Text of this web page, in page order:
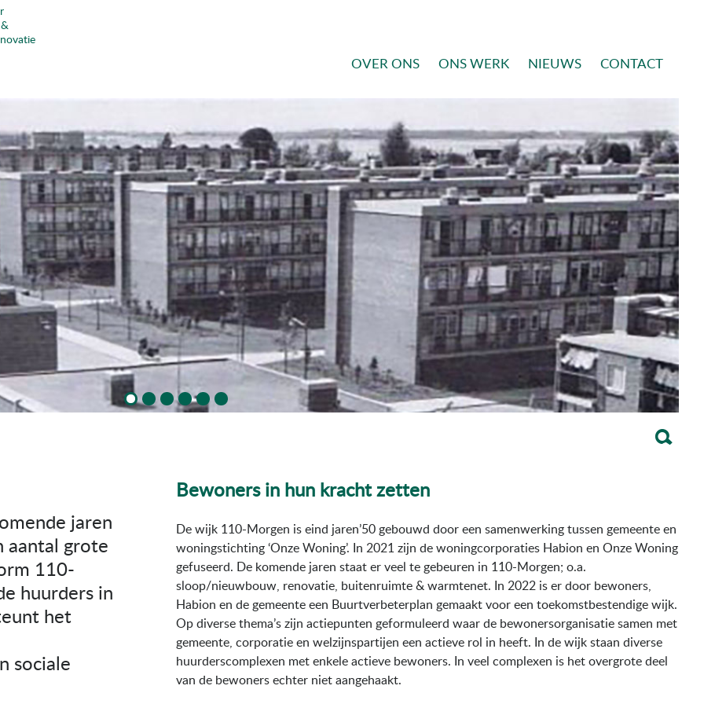
OVER ONS ONS WERK NIEUWS CONTACT
jaren
aantal grote
110-
huurders in
het
sociale
Bewoners in hun kracht zetten
De wijk 110-Morgen is eind jaren’50 gebouwd door een samenwerking tussen gemeente en
woningstichting ‘Onze Woning’. In 2021 zijn de woningcorporaties Habion en Onze Woning
gefuseerd. De komende jaren staat er veel te gebeuren in 110-Morgen; o.a.
sloop/nieuwbouw, renovatie, buitenruimte & warmtenet. In 2022 is er door bewoners,
Habion en de gemeente een Buurtverbeterplan gemaakt voor een toekomstbestendige wijk.
Op diverse thema’s zijn actiepunten geformuleerd waar de bewonersorganisatie samen met
gemeente, corporatie en welzijnspartijen een actieve rol in heeft. In de wijk staan diverse
huurderscomplexen met enkele actieve bewoners. In veel complexen is het overgrote deel
van de bewoners echter niet aangehaakt.